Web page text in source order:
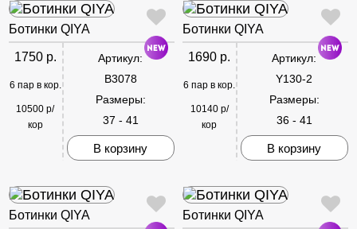
Ботинки QIYA
1750 р.
6 пар в кор.
10500 р/
кор
Артикул:
B3078
Размеры:
37 - 41
В корзину
Ботинки QIYA
1690 р.
6 пар в кор.
10140 р/
кор
Артикул:
Y130-2
Размеры:
36 - 41
В корзину
Ботинки QIYA Ботинки QIYA